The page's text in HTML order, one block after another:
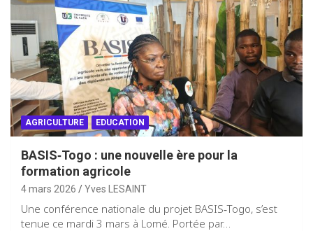
AGRICULTURE EDUCATION
BASIS‑Togo : une nouvelle ère pour la
formation agricole
4 mars 2026 Yves LESAINT
Une conférence nationale du projet BASIS‑Togo, s’est
tenue ce mardi 3 mars à Lomé. Portée par…